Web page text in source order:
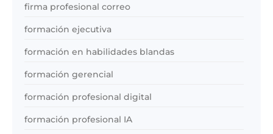
firma profesional correo
formación ejecutiva
formación en habilidades blandas
formación gerencial
formación profesional digital
formación profesional IA